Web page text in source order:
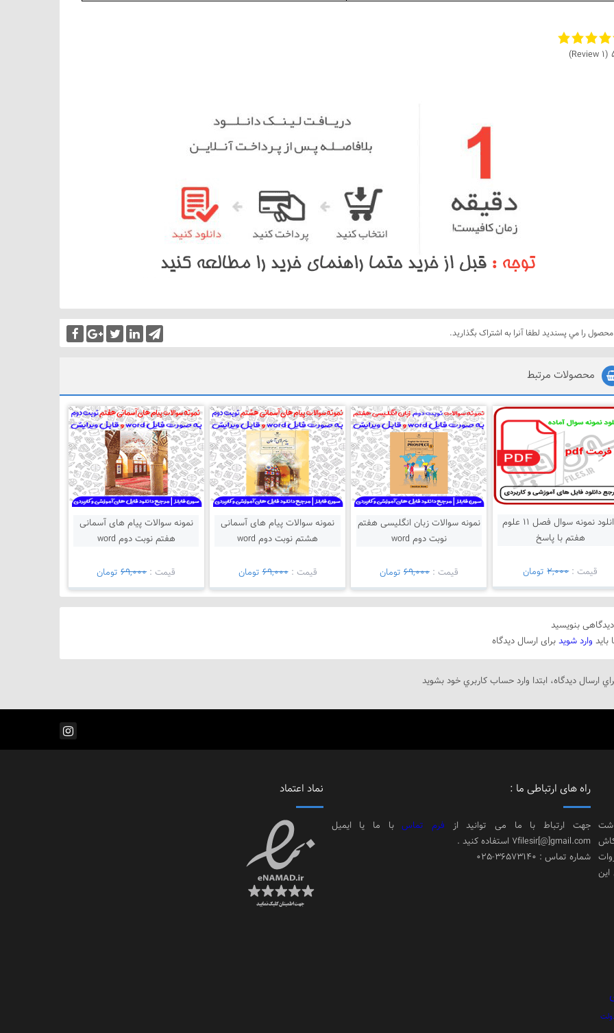
(1 Review)
را مي پسنديد لطفا آنرا به اشتراک بگذاريد.
محصولات مرتبط
دانلود نمونه سوال فصل 11 علوم
هفتم با پاسخ
قيمت :2,000تومان
نمونه سوالات زبان انگلیسی هفتم
نوبت دوم word
قيمت :69,000 تومان
نمونه سوالات پیام های آسمانی
هشتم نوبت دوم word
قيمت :69,000تومان
نمونه سوالات پیام های آسمانی
هفتم نوبت دوم word
قيمت :69,000تومان
بنویسید
وارد شویدبرای ارسال دیدگاه
ارسال دیدگاه، ابتدا وارد حساب كاربري خود بشويد
راه های ارتباطی ما :
جهت ارتباط با ما می توانید از فرم تماسبا ما یا ایمیل
7filesir[@]gmail.com استفاده کنید .
شماره تماس : 36573140-025
نماد اعتماد